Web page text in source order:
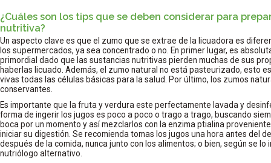
¿Cuáles son los tips que se deben considerar para
nutritiva?
Un aspecto clave es que el zumo que se extrae de la licuadora es
los supermercados, ya sea concentrado o no. En primer lugar, es
primordial dado que las sustancias nutritivas pierden muchas de sus
haberlas licuado. Además, el zumo natural no está pasteurizado, esto
vivas todas las células básicas para la salud. Por último, los zumos
conservantes.
Es importante que la fruta y verdura este perfectamente lavada y
forma de ingerir los jugos es poco a poco o trago a trago, buscando
boca por un momento y así mezclarlos con la enzima ptialina
iniciar su digestión. Se recomienda tomas los jugos una hora antes del
después de la comida, nunca junto con los alimentos; o bien, según se
nutriólogo alternativo.